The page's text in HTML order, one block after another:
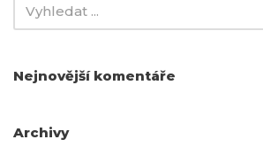
Nejnovější komentáře
Archivy